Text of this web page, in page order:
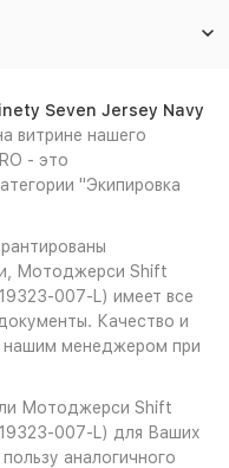
Seven Jersey Navy
витрине нашего
- это
"Экипировка
Мотоджерси Shift
007-L) имеет все
Качество и
нашим менеджером при
Мотоджерси Shift
007-L) для Ваших
аналогичного